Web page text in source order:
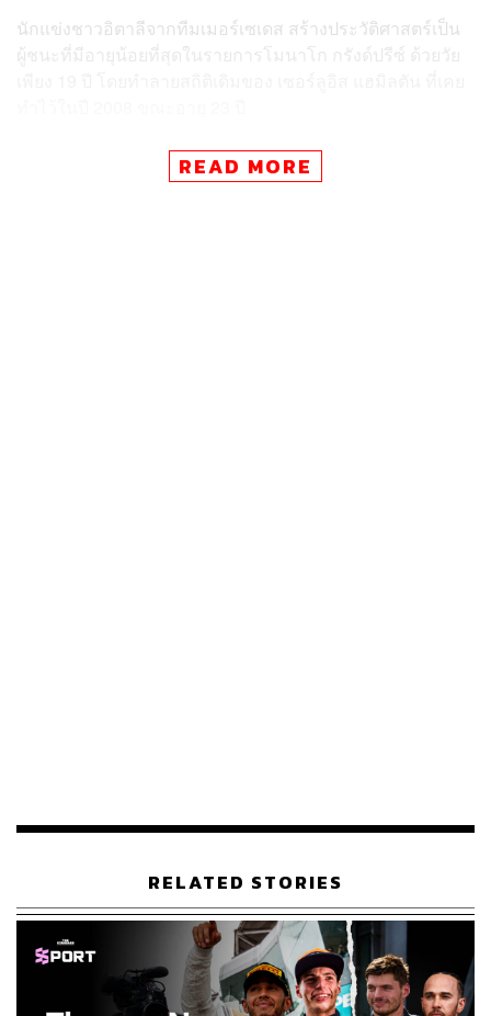
นักแข่งชาวอิตาลีจากทีมเมอร์เซเดส สร้างประวัติศาสตร์เป็น
ผู้ชนะที่มีอายุน้อยที่สุดในรายการโมนาโก กรังด์ปรีซ์ ด้วยวัย
นอกจากนี้ นี่ยังถือเป็นชัยชนะครั้งนี้ถือเป็นครั้งที่ 5 ติดต่อกัน
ของเขาในฤดูกาลนี้ ทำให้เขามีคะแนนนำโด่งในตารางชิง
ต้องหยุดพักการแข่งขันไปนานถึง 35 นาที
หลังจากการซ่อมแซมเสร็จสิ้น การแข่งขันกลับมาเริ่มต้นใหม่
โดยเริ่มต้นที่จุดสตาร์ท ซึ่งทำให้อันโตเนลลีที่เคยนำอยู่ 30
วินาที ต้องกลับมาถูกกดดันโดย เซอร์ลูอิส แฮมิลตัน นักขับ
จอมเก๋าจาก เฟอร์รารี ที่อยู่ในอันดับ 2
READ MORE
RELATED STORIES